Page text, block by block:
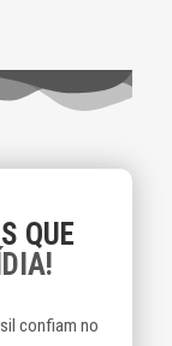
QUE
confiam no